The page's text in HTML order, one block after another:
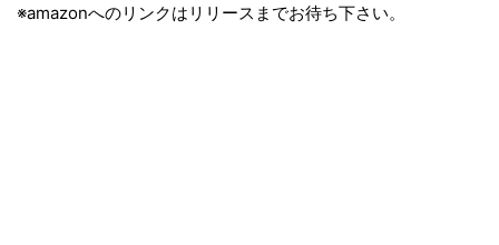
※amazonへのリンクはリリースまでお待ち下さい。